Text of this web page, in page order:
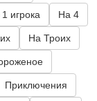
игрока На 4
На Троих
Приключения